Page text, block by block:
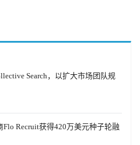
Search，以扩大市场团队规
Flo Recruit获得420万美元种子轮融